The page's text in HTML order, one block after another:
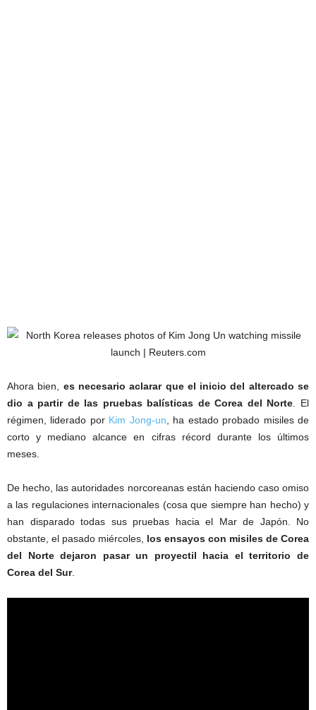
Ahora bien, es necesario aclarar que el inicio del altercado se
dio a partir de las pruebas balísticas de Corea del Norte . El
régimen, liderado por Kim Jong-un , ha estado probado misiles de
corto y mediano alcance en cifras récord durante los últimos
meses.
De hecho, las autoridades norcoreanas están haciendo caso omiso
a las regulaciones internacionales (cosa que siempre han hecho) y
han disparado todas sus pruebas hacia el Mar de Japón. No
obstante, el pasado miércoles, los ensayos con misiles de Corea
del Norte dejaron pasar un proyectil hacia el territorio de
Corea del Sur.